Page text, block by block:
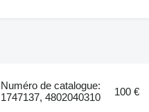
Numéro de catalogue:
1747137, 4802040310
100 €